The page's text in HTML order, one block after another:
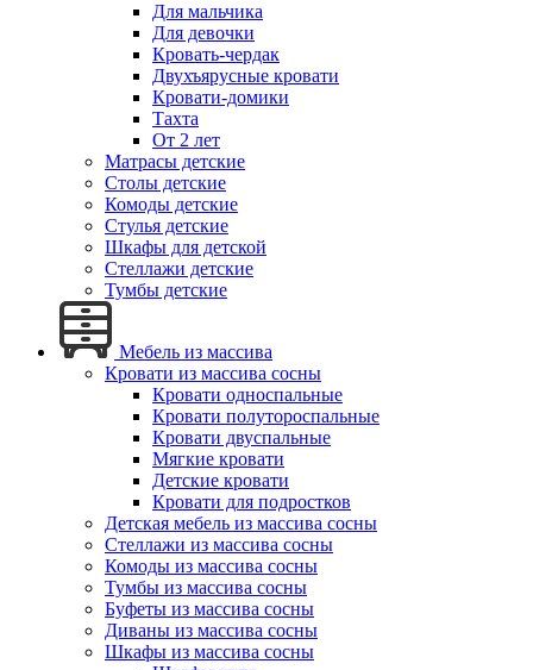
Для мальчика
Для девочки
Кровать-чердак
Двухъярусные кровати
Кровати-домики
Тахта
От 2 лет
Матрасы детские
Столы детские
Комоды детские
Стулья детские
Шкафы для детской
Стеллажи детские
Тумбы детские
Мебель из массива
Кровати из массива сосны
Кровати односпальные
Кровати полутороспальные
Кровати двуспальные
Мягкие кровати
Детские кровати
Кровати для подростков
Детская мебель из массива сосны
Стеллажи из массива сосны
Комоды из массива сосны
Тумбы из массива сосны
Буфеты из массива сосны
Диваны из массива сосны
Шкафы из массива сосны